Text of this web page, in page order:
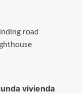
vivienda